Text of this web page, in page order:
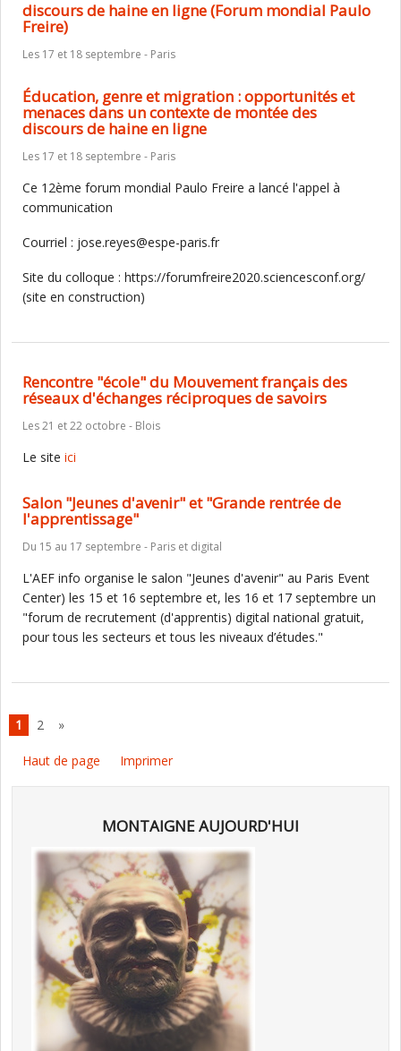
discours de haine en ligne (Forum mondial Paulo
Freire)
Les 17 et 18 septembre - Paris
Éducation, genre et migration : opportunités et
menaces dans un contexte de montée des
discours de haine en ligne
Les 17 et 18 septembre - Paris
Ce 12ème forum mondial Paulo Freire a lancé l'appel à
communication
Courriel : jose.reyes@espe-paris.fr
Site du colloque : https://forumfreire2020.sciencesconf.org/
(site en construction)
Rencontre "école" du Mouvement français des
réseaux d'échanges réciproques de savoirs
Les 21 et 22 octobre - Blois
Le site ici
Salon "Jeunes d'avenir" et "Grande rentrée de
l'apprentissage"
Du 15 au 17 septembre - Paris et digital
L'AEF info organise le salon "Jeunes d'avenir" au Paris Event
Center) les 15 et 16 septembre et, les 16 et 17 septembre un
"forum de recrutement (d'apprentis) digital national gratuit,
pour tous les secteurs et tous les niveaux d’études."
1 2 »
Haut de page Imprimer
MONTAIGNE AUJOURD'HUI